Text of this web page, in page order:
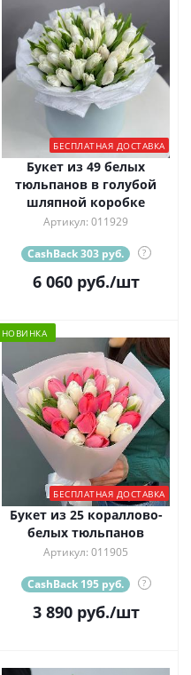
БЕСПЛАТНАЯ ДОСТАВКА
Букет из 49 белых
тюльпанов в голубой
шляпной коробке
Артикул: 011929
CashBack 303 руб. ?
6 060руб./шт
НОВИНКА
БЕСПЛАТНАЯ ДОСТАВКА
Букет из 25 кораллово-
белых тюльпанов
Артикул: 011905
CashBack 195 руб. ?
3 890руб./шт